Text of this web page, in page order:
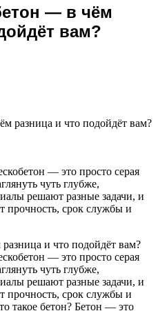
— в чём
вам?
разница и что подойдёт вам?
— это просто серая
чуть глубже,
решают разные задачи, и
прочность, срок службы и
и что подойдёт вам?
— это просто серая
чуть глубже,
решают разные задачи, и
прочность, срок службы и
такое бетон? Бетон — это